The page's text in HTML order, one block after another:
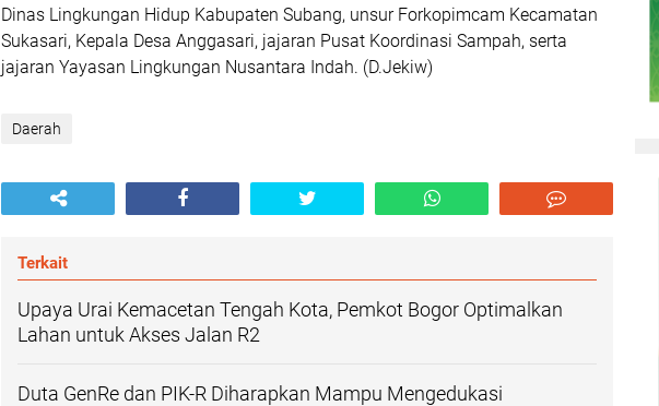
Dinas Lingkungan Hidup Kabupaten Subang, unsur Forkopimcam Kecamatan
Sukasari, Kepala Desa Anggasari, jajaran Pusat Koordinasi Sampah, serta
jajaran Yayasan Lingkungan Nusantara Indah. (D.Jekiw)
Daerah
Terkait
Upaya Urai Kemacetan Tengah Kota, Pemkot Bogor Optimalkan
Lahan untuk Akses Jalan R2
Duta GenRe dan PIK-R Diharapkan Mampu Mengedukasi